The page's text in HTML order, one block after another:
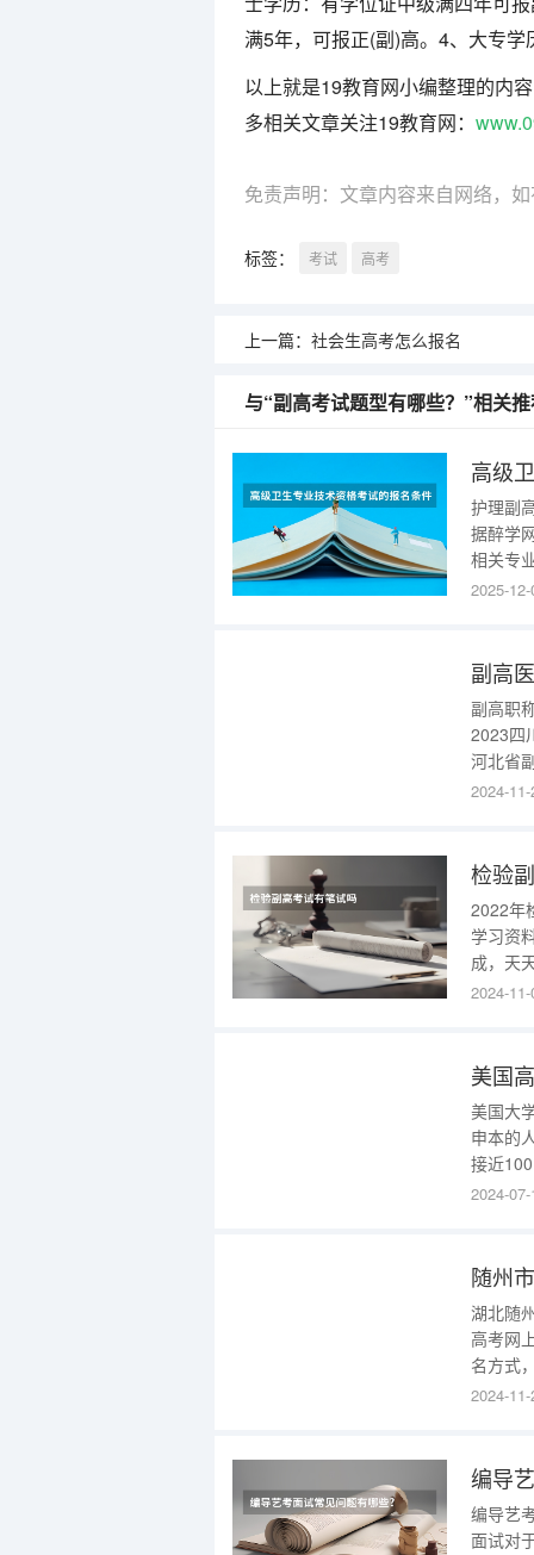
满5年，可报正(副)高。4、大专
以上就是19教育网小编整理的内
多相关文章关注19教育网：
免责声明：文章内容来自网络，
标签： 考试 高考
上一篇： 社会生高考怎么报名
与“副高考试题型有哪些？”相关
护理副
据醉学
相关专
相应中
2025-
副高
副高职
2023四
河北省
2023广
2024-
检验
2022年
学习资
成，天
适合需
2024-
美国
美国大
申本的
接近
望两条
2024-
随州
湖北随
高考网
名方式
名。成
2022年
2024-
编导
编导艺
面试对